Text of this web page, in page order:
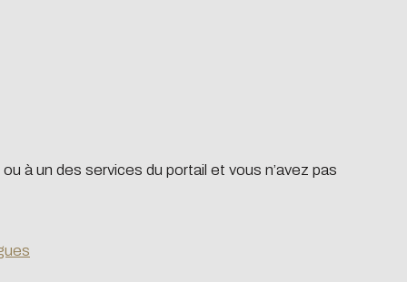
à un des services du portail et vous n’avez pas